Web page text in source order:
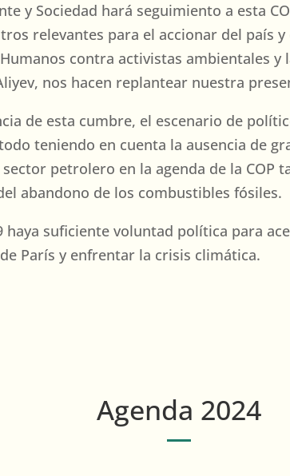
y Sociedad hará seguimiento a esta
relevantes para el accionar del país
contra activistas ambientales
nos hacen replantear nuestra
de esta cumbre, el escenario de
teniendo en cuenta la ausencia de
petrolero en la agenda de la COP
abandono de los combustibles fósiles.
haya suficiente voluntad política para
París y enfrentar la crisis climática.
Agenda 2024